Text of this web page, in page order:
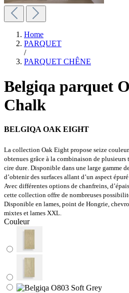
Home
PARQUET
/
PARQUET CHÊNE
Belgiqa parquet
Chalk
BELGIQA OAK EIGHT
La collection Oak Eight propose seize
obtenues grâce à la combinaison de
cire dure. Disponible dans une large gamme
d’obtenir des surfaces allant d’un aspect
Avec différentes options de chanfreins,
cette collection offre de nombreuses
Disponible en lames, point de Hongrie,
mixtes et lames XXL.
Couleur